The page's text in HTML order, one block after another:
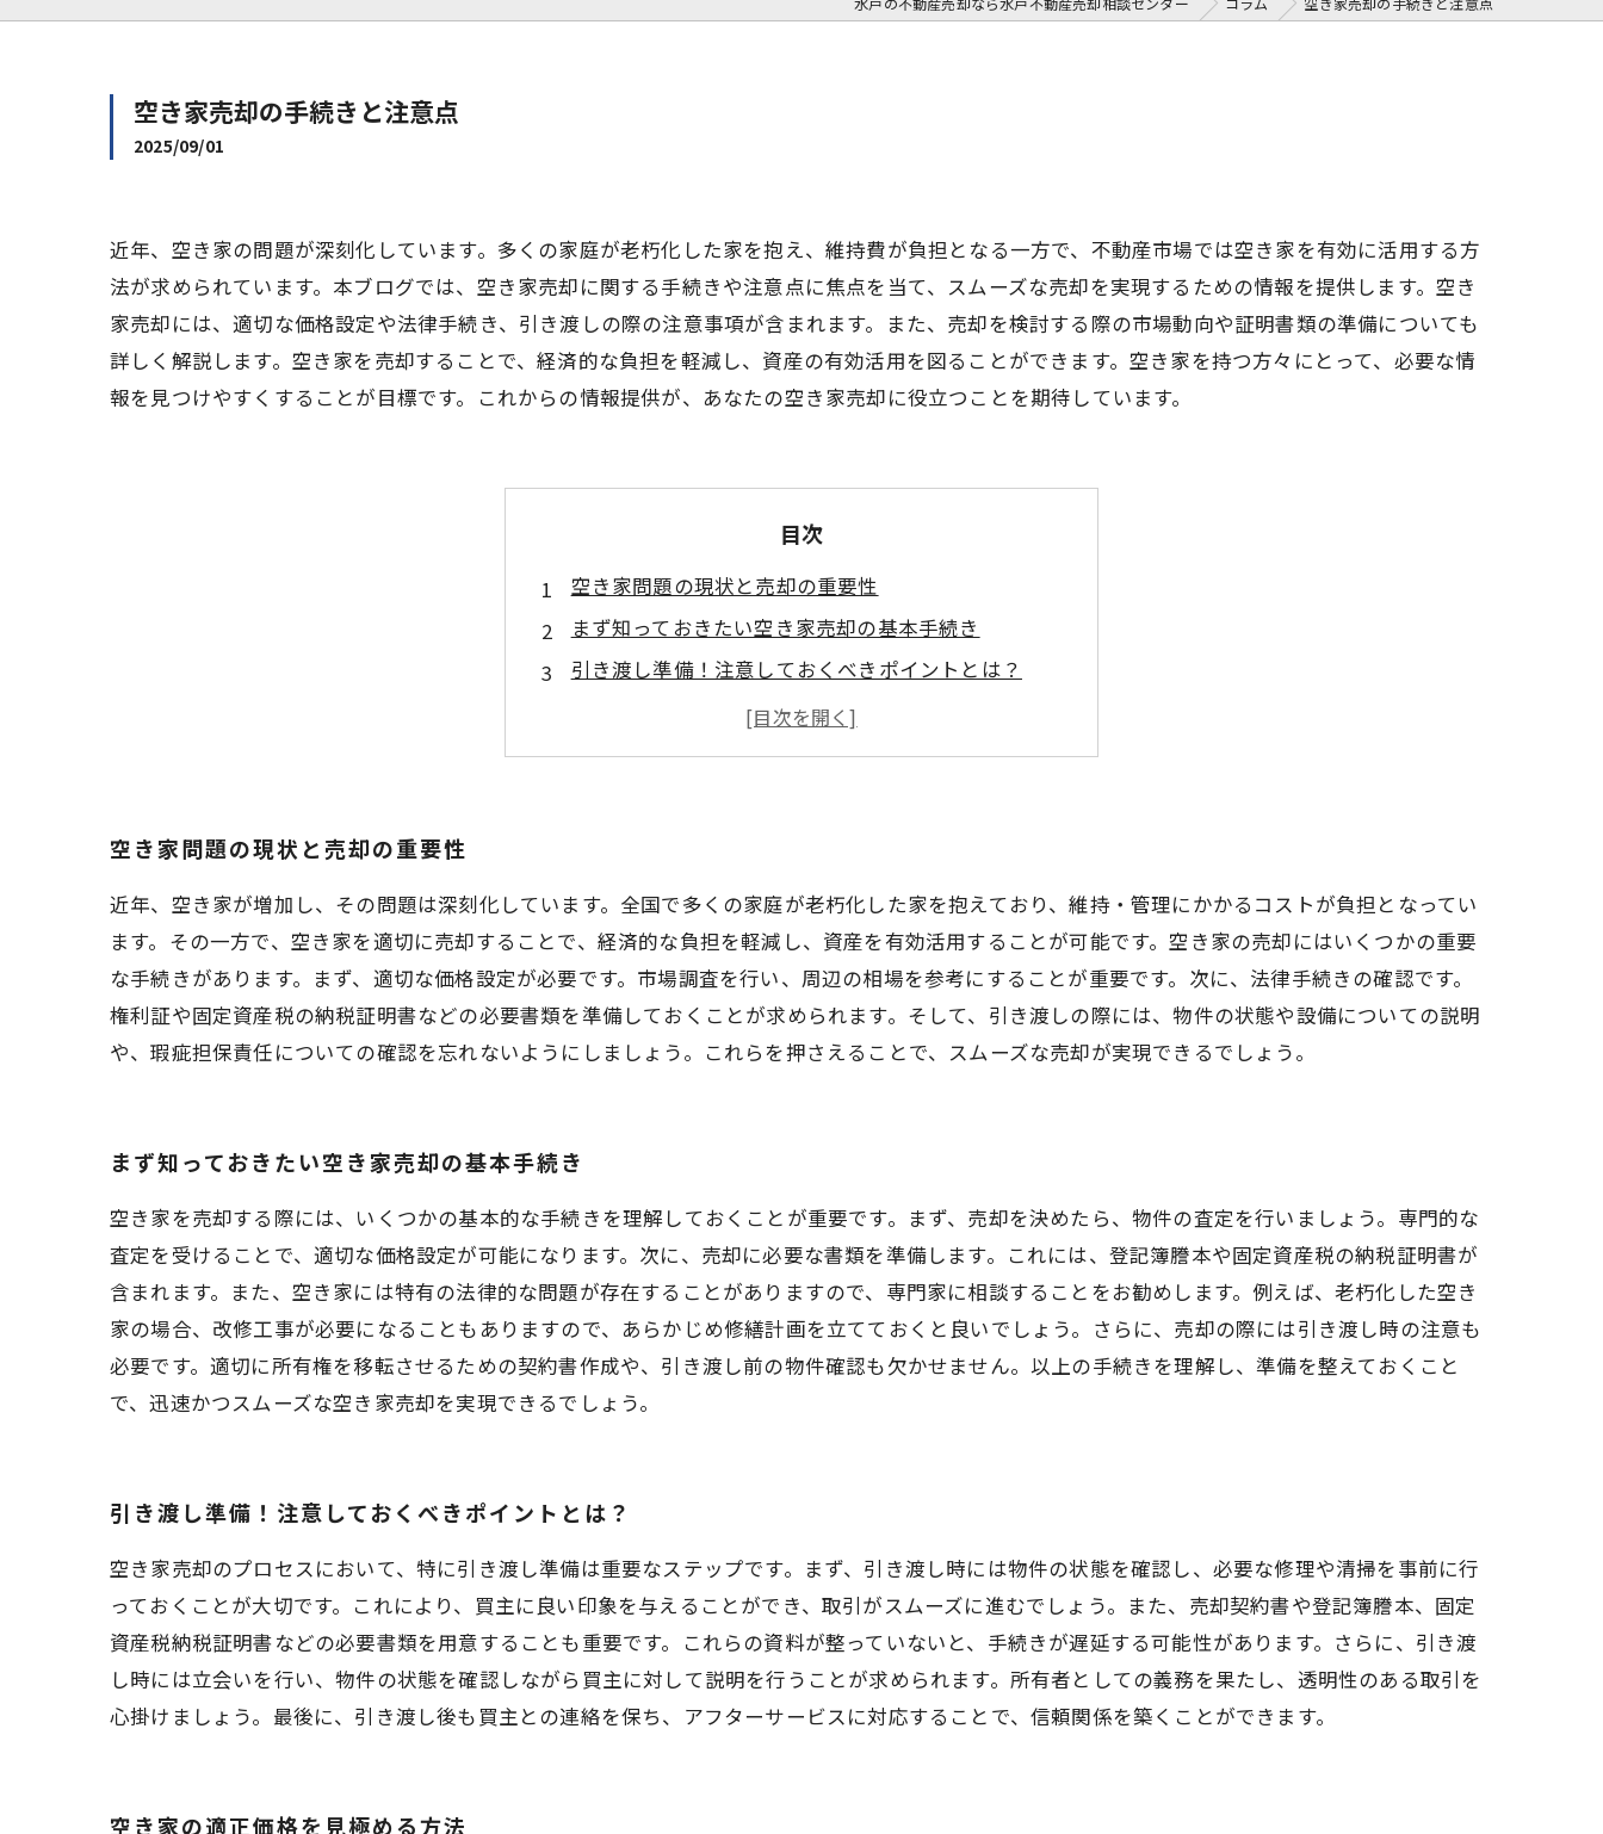
空き家売却の手続きと注意点
2025/09/01
近年、空き家の問題が深刻化しています。多くの家庭が老朽化した家を抱え、維持費が負担となる一方で、不動産市場では空き家を有効に活用する方
法が求められています。本ブログでは、空き家売却に関する手続きや注意点に焦点を当て、スムーズな売却を実現するための情報を提供します。空き
家売却には、適切な価格設定や法律手続き、引き渡しの際の注意事項が含まれます。また、売却を検討する際の市場動向や証明書類の準備についても
詳しく解説します。空き家を売却することで、経済的な負担を軽減し、資産の有効活用を図ることができます。空き家を持つ方々にとって、必要な情
報を見つけやすくすることが目標です。これからの情報提供が、あなたの空き家売却に役立つことを期待しています。
目次
空き家問題の現状と売却の重要性
まず知っておきたい空き家売却の基本手続き
引き渡し準備！注意しておくべきポイントとは？
空き家の適正価格を見極める方法
市場動向を読み解く！空き家売却の成功例
空き家問題の現状と売却の重要性
近年、空き家が増加し、その問題は深刻化しています。全国で多くの家庭が老朽化した家を抱えており、維持・管理にかかるコストが負担となってい
ます。その一方で、空き家を適切に売却することで、経済的な負担を軽減し、資産を有効活用することが可能です。空き家の売却にはいくつかの重要
な手続きがあります。まず、適切な価格設定が必要です。市場調査を行い、周辺の相場を参考にすることが重要です。次に、法律手続きの確認です。
権利証や固定資産税の納税証明書などの必要書類を準備しておくことが求められます。そして、引き渡しの際には、物件の状態や設備についての説明
や、瑕疵担保責任についての確認を忘れないようにしましょう。これらを押さえることで、スムーズな売却が実現できるでしょう。
まず知っておきたい空き家売却の基本手続き
空き家を売却する際には、いくつかの基本的な手続きを理解しておくことが重要です。まず、売却を決めたら、物件の査定を行いましょう。専門的な
査定を受けることで、適切な価格設定が可能になります。次に、売却に必要な書類を準備します。これには、登記簿謄本や固定資産税の納税証明書が
含まれます。また、空き家には特有の法律的な問題が存在することがありますので、専門家に相談することをお勧めします。例えば、老朽化した空き
家の場合、改修工事が必要になることもありますので、あらかじめ修繕計画を立てておくと良いでしょう。さらに、売却の際には引き渡し時の注意も
必要です。適切に所有権を移転させるための契約書作成や、引き渡し前の物件確認も欠かせません。以上の手続きを理解し、準備を整えておくこと
で、迅速かつスムーズな空き家売却を実現できるでしょう。
引き渡し準備！注意しておくべきポイントとは？
空き家売却のプロセスにおいて、特に引き渡し準備は重要なステップです。まず、引き渡し時には物件の状態を確認し、必要な修理や清掃を事前に行
っておくことが大切です。これにより、買主に良い印象を与えることができ、取引がスムーズに進むでしょう。また、売却契約書や登記簿謄本、固定
資産税納税証明書などの必要書類を用意することも重要です。これらの資料が整っていないと、手続きが遅延する可能性があります。さらに、引き渡
し時には立会いを行い、物件の状態を確認しながら買主に対して説明を行うことが求められます。所有者としての義務を果たし、透明性のある取引を
心掛けましょう。最後に、引き渡し後も買主との連絡を保ち、アフターサービスに対応することで、信頼関係を築くことができます。
空き家の適正価格を見極める方法